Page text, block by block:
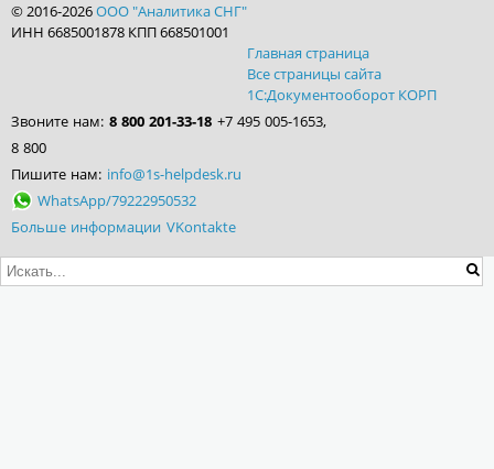
© 2016-2026ООО "Аналитика СНГ"
ИНН 6685001878 КПП 668501001
Главная страница
Все страницы сайта
1С:Документооборот КОРП
Звоните нам: 8 800 201-33-18 +7 495 005-1653,
8 800
Пишите нам: info@1s-helpdesk.ru
WhatsApp/79222950532
Больше информации VKontakte